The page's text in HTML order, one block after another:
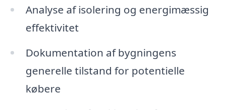
Analyse af isolering og energimæssig
effektivitet
Dokumentation af bygningens
generelle tilstand for potentielle
købere